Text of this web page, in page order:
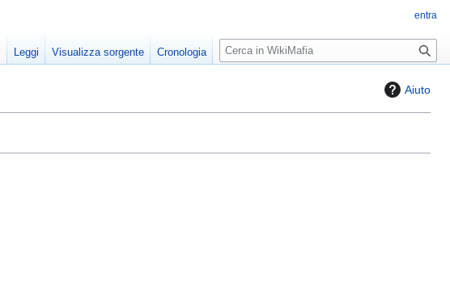
Aiuto
entra
Leggi Visualizza sorgente Cronologia
R
i
r
a